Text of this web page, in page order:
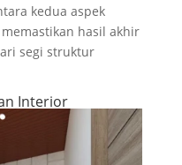
kedua aspek
hasil akhir
segi struktur
Interior